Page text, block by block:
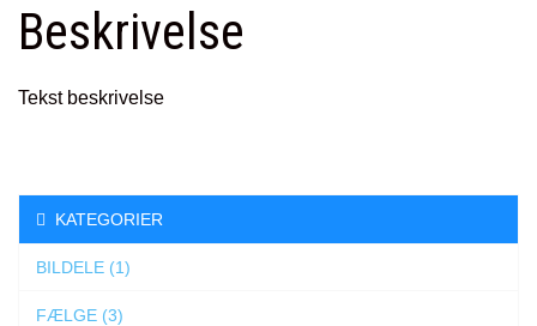
Beskrivelse
Tekst beskrivelse
KATEGORIER
BILDELE (1)
FÆLGE (3)